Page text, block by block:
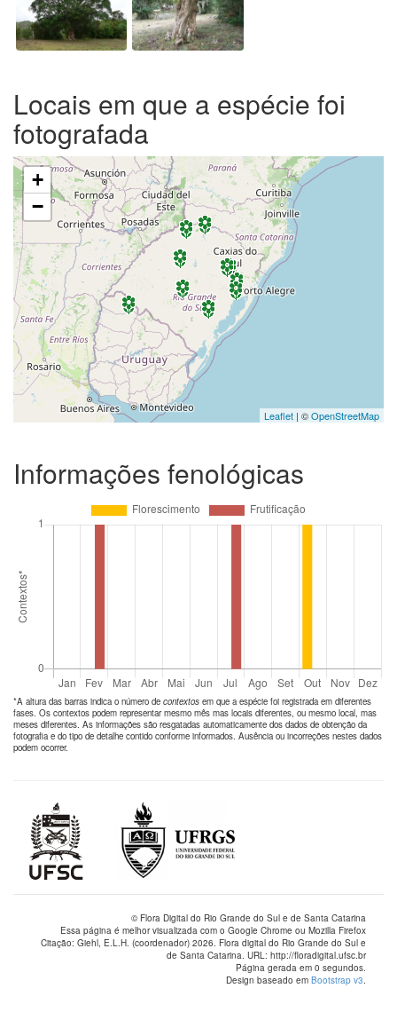
Locais em que a espécie foi
fotografada
+
−
Leaflet | ©OpenStreetMap
Informações fenológicas
*A altura das barras indica o número de contextos em que a espécie foi registrada em diferentes
fases. Os contextos podem representar mesmo mês mas locais diferentes, ou mesmo local, mas
meses diferentes. As informações são resgatadas automaticamente dos dados de obtenção da
fotografia e do tipo de detalhe contido conforme informados. Ausência ou incorreções nestes dados
podem ocorrer.
© Flora Digital do Rio Grande do Sul e de Santa Catarina
Essa página é melhor visualizada com o Google Chrome ou Mozilla Firefox
Citação: Giehl, E.L.H. (coordenador) 2026. Flora digital do Rio Grande do Sul e
de Santa Catarina. URL: http://floradigital.ufsc.br
Página gerada em 0 segundos.
Design baseado em Bootstrap v3.